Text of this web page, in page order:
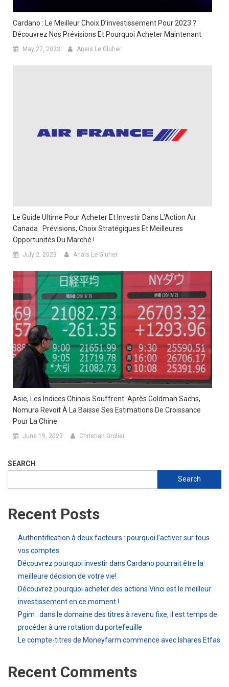
Cardano : Le Meilleur Choix D’investissement Pour 2023 ?
Découvrez Nos Prévisions Et Pourquoi Acheter Maintenant
May 27, 2023 Anaïs Le Gluher
Le Guide Ultime Pour Acheter Et Investir Dans L’Action Air
Canada : Prévisions, Choix Stratégiques Et Meilleures
Opportunités Du Marché !
July 2, 2023 Anaïs Le Gluher
Asie, Les Indices Chinois Souffrent. Après Goldman Sachs,
Nomura Revoit À La Baisse Ses Estimations De Croissance
Pour La Chine
June 19, 2023 Christian Grolier
SEARCH
Search
Recent Posts
Authentification à deux facteurs : pourquoi l’activer sur tous
vos comptes
Découvrez pourquoi investir dans Cardano pourrait être la
meilleure décision de votre vie!
Découvrez pourquoi acheter des actions Vinci est le meilleur
investissement en ce moment !
Pgim : dans le domaine des titres à revenu fixe, il est temps de
procéder à une rotation du portefeuille
Le compte-titres de Moneyfarm commence avec Ishares Etfas
Recent Comments